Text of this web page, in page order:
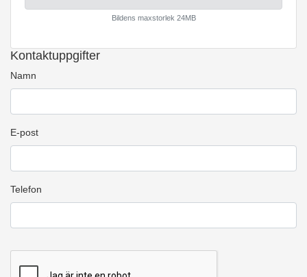
Bildens maxstorlek 24MB
Kontaktuppgifter
Namn
E-post
Telefon